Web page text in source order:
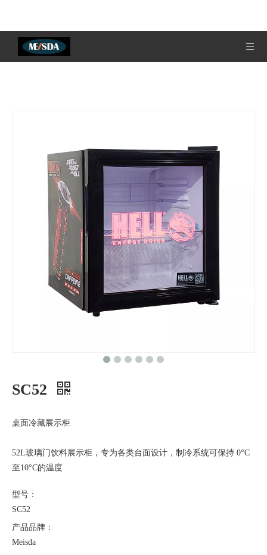
SC52
桌面冷藏展示柜
52L玻璃门饮料展示柜，专为各类台面设计，制冷系统可保持 0°C
至10°C的温度
型号：
SC52
产品品牌：
Meisda